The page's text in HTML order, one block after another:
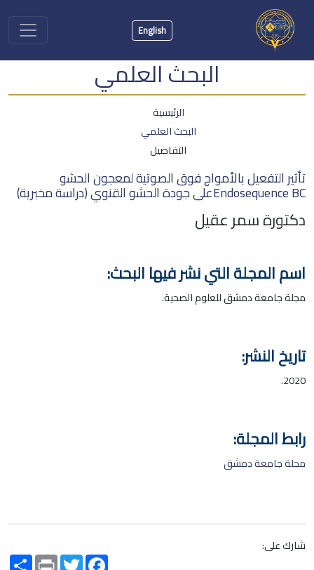
English
البحث العلمي
الرئيسية
البحث العلمي
التفاصيل
تأثير التفعيل بالأمواج فوق الصوتية لمعجون الحشو
Endosequence BCعلى جودة الحشو القنوي (دراسة مخبرية)
دكتورة سمر عقيل
اسم المجلة التي نشر فيها البحث:
مجلة جامعة دمشق للعلوم الصحية.
تاريخ النشر:
2020.
رابط المجلة:
مجلة جامعة دمشق
شارك على:
Share PrintTwitterFacebook